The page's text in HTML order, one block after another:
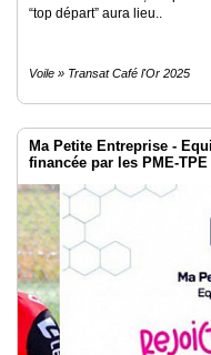
“top départ” aura lieu..
Voile » Transat Café l'Or 2025
Ma Petite Entreprise -
financée par les PME-